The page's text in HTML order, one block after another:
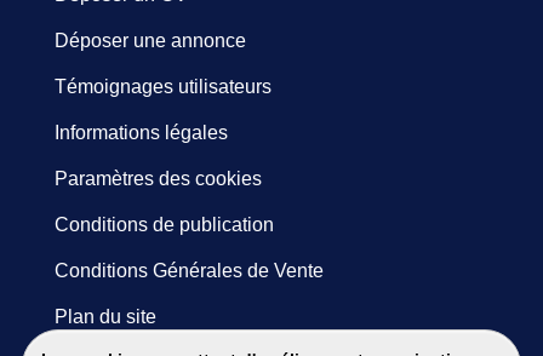
Déposer une annonce
Témoignages utilisateurs
Informations légales
Paramètres des cookies
Conditions de publication
Conditions Générales de Vente
Plan du site